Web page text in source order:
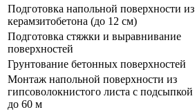
Подготовка напольной поверхности из
керамзитобетона (до 12 см)
Подготовка стяжки и выравнивание
поверхностей
Грунтование бетонных поверхностей
Монтаж напольной поверхности из
гипсоволокнистого листа с подсыпкой
до 60 м